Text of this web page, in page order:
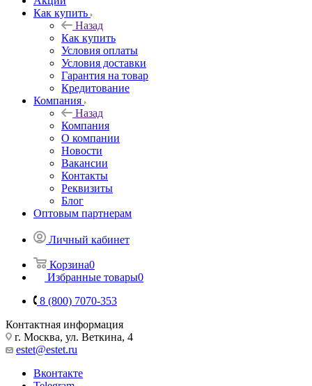
Как купить
Назад
Как купить
Условия оплаты
Условия доставки
Гарантия на товар
Кредитование
Компания
Назад
Компания
О компании
Новости
Вакансии
Контакты
Реквизиты
Блог
Оптовым партнерам
Личный кабинет
Корзина0
Избранные товары0
8 (800) 7070-353
Контактная информация
г. Москва, ул. Веткина, 4
estet@estet.ru
Вконтакте